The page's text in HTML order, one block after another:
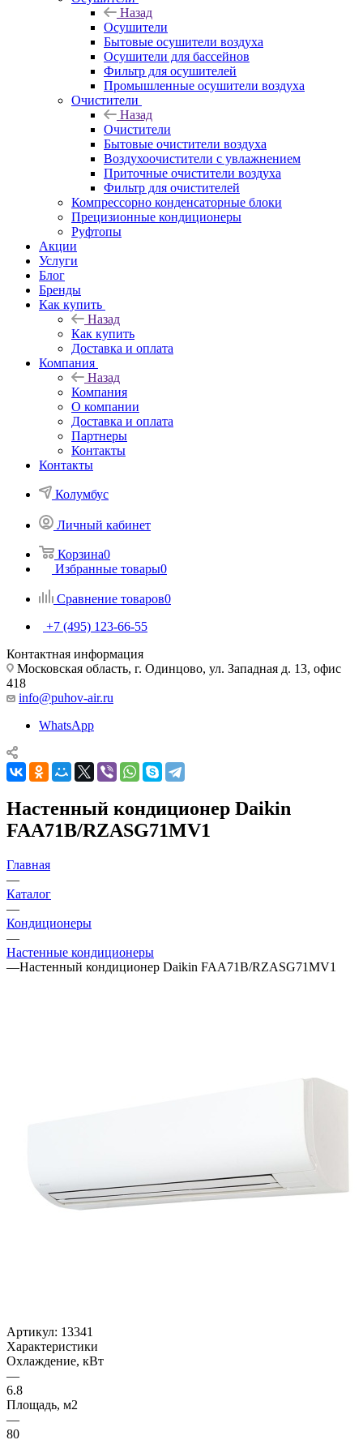
Назад
Осушители
Бытовые осушители воздуха
Осушители для бассейнов
Фильтр для осушителей
Промышленные осушители воздуха
Очистители
Назад
Очистители
Бытовые очистители воздуха
Воздухоочистители с увлажнением
Приточные очистители воздуха
Фильтр для очистителей
Компрессорно конденсаторные блоки
Прецизионные кондиционеры
Руфтопы
Акции
Услуги
Блог
Бренды
Как купить
Назад
Как купить
Доставка и оплата
Компания
Назад
Компания
О компании
Доставка и оплата
Партнеры
Контакты
Контакты
Колумбус
Личный кабинет
Корзина0
Избранные товары0
Сравнение товаров0
+7 (495) 123-66-55
Контактная информация
Московская область, г. Одинцово, ул. Западная д. 13, офис
418
info@puhov-air.ru
WhatsApp
Настенный кондиционер Daikin
FAA71B/RZASG71MV1
Главная
—
Каталог
—
Кондиционеры
—
Настенные кондиционеры
—Настенный кондиционер Daikin FAA71B/RZASG71MV1
Артикул: 13341
Характеристики
Охлаждение, кВт
—
6.8
Площадь, м2
—
80